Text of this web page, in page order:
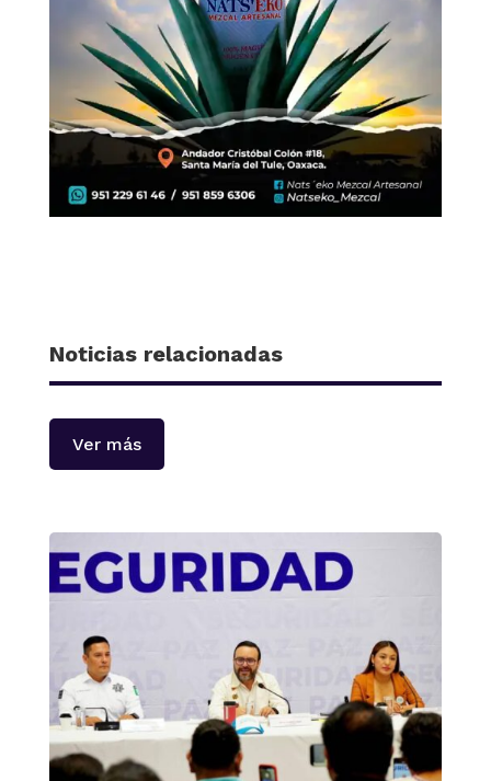
Noticias relacionadas
Ver más